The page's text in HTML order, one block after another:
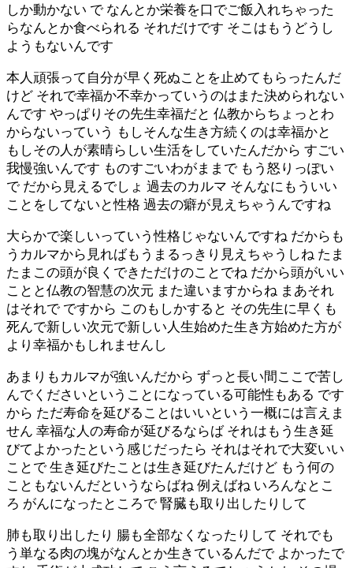
しか動かない で なんとか栄養を口でご飯入れちゃった
らなんとか食べられる それだけです そこはもうどうし
ようもないんです
本人頑張って自分が早く死ぬことを止めてもらったんだ
けど それで幸福か不幸かっていうのはまた決められない
んです やっぱりその先生幸福だと 仏教からちょっとわ
からないっていう もしそんな生き方続くのは幸福かと
もしその人が素晴らしい生活をしていたんだから すごい
我慢強いんです ものすごいわがままで もう怒りっぽい
で だから見えるでしょ 過去のカルマ そんなにもういい
ことをしてないと性格 過去の癖が見えちゃうんですね
大らかで楽しいっていう性格じゃないんですね だからも
うカルマから見ればもうまるっきり見えちゃうしね たま
たまこの頭が良くできただけのことでね だから頭がいい
ことと仏教の智慧の次元 また違いますからね まあそれ
はそれで ですから このもしかすると その先生に早くも
死んで新しい次元で新しい人生始めた生き方始めた方が
より幸福かもしれませんし
あまりもカルマが強いんだから ずっと長い間ここで苦し
んでくださいということになっている可能性もある です
から ただ寿命を延びることはいいという一概には言えま
せん 幸福な人の寿命が延びるならば それはもう生き延
びてよかったという感じだったら それはそれで大変いい
ことで 生き延びたことは生き延びたんだけど もう何の
こともないんだというならばね 例えばね いろんなとこ
ろ がんになったところで 腎臓も取り出したりして
肺も取り出したり 腸も全部なくなったりして それでも
う単なる肉の塊がなんとか生きているんだで よかったで